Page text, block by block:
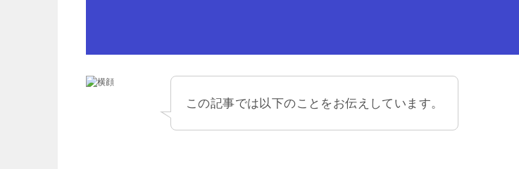
この記事では以下のことをお伝えしています。